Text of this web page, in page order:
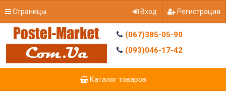
Страницы Вход Регистрация
(067)385-05-90
(093)046-17-42
Каталог товаров